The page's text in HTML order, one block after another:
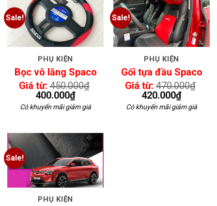
Sale!
PHỤ KIỆN
Bọc vô lăng Spaco
Giá từ:450.000₫
400.000₫
Có khuyến mãi giảm giá
Sale!
PHỤ KIỆN
Gối tựa đầu Spaco
Giá từ:470.000₫
420.000₫
Có khuyến mãi giảm giá
Sale!
PHỤ KIỆN